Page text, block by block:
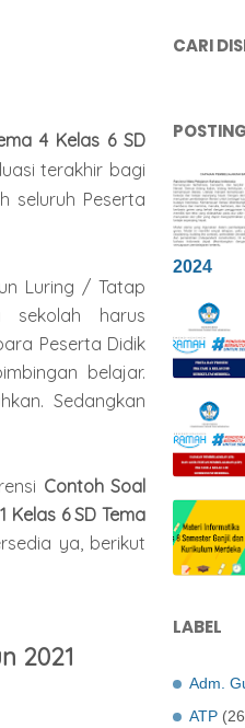
4 Kelas 6 SD
terakhir bagi
seluruh Peserta
Luring / Tatap
sekolah harus
Peserta Didik
belajar.
Sedangkan
Contoh Soal
Kelas 6 SD Tema
ya, berikut
2021
CARI
2024
LABEL
Adm.
ATP